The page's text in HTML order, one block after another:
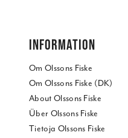
INFORMATION
Om Olssons Fiske
Om Olssons Fiske (DK)
About Olssons Fiske
Über Olssons Fiske
Tietoja Olssons Fiske